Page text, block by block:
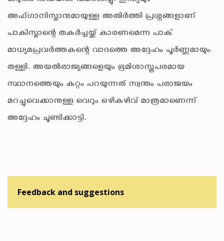
അഫ്ഗാനിസ്താനുമായുള്ള അതിർത്തി പ്രശ്നങ്ങളാണ്
പാകിസ്താന്റെ തകർച്ചയ്ക്ക് കാരണമെന്ന പാക്
മാധ്യമപ്രവർത്തകന്റെ വാദത്തെ അദ്ദേഹം പൂർണ്ണമായും
തള്ളി. അയൽരാജ്യങ്ങളെയും ഭൂമിശാസ്ത്രപരമായ
സ്ഥാനത്തെയും കുറ്റം പറയുന്നത് സ്വന്തം പരാജയം
മറച്ചുവെക്കാനുള്ള വെറും ഒഴികഴിവ് മാത്രമാണെന്ന്
അദ്ദേഹം ചൂണ്ടിക്കാട്ടി.
Feedback and suggestions